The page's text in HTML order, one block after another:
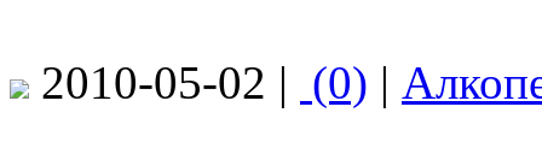
2010-05-02 | (0) |